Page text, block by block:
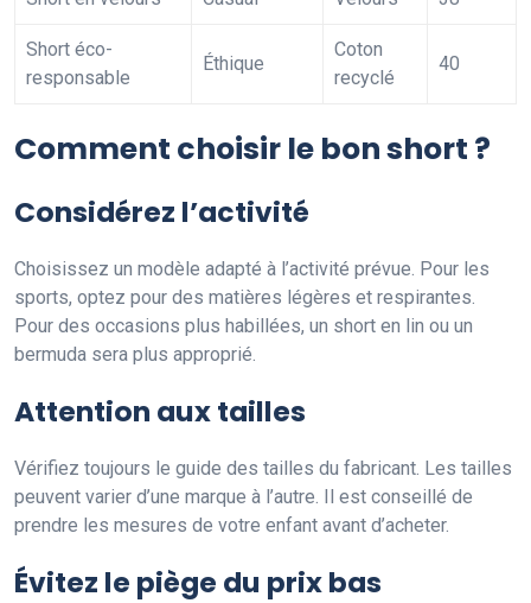
Short éco-
responsable
Éthique
Coton
recyclé
40
Comment choisir le bon short ?
Considérez l’activité
Choisissez un modèle adapté à l’activité prévue. Pour les
sports, optez pour des matières légères et respirantes.
Pour des occasions plus habillées, un short en lin ou un
bermuda sera plus approprié.
Attention aux tailles
Vérifiez toujours le guide des tailles du fabricant. Les tailles
peuvent varier d’une marque à l’autre. Il est conseillé de
prendre les mesures de votre enfant avant d’acheter.
Évitez le piège du prix bas